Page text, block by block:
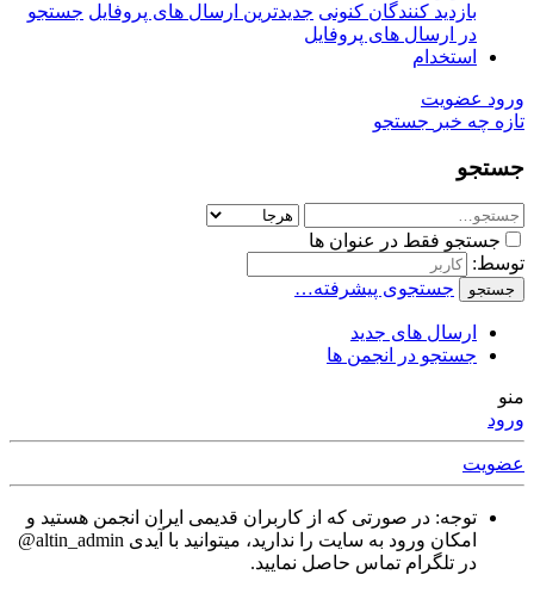
بازدید کنندگان کنونی جدیدترین ارسال های پروفایل جستجو
در ارسال های پروفایل
استخدام
ورود عضویت
تازه چه خبر جستجو
جستجو
جستجو فقط در عنوان ها
توسط:
جستجو جستجوی پیشرفته…
ارسال های جدید
جستجو در انجمن ها
منو
ورود
عضویت
توجه: در صورتی که از کاربران قدیمی ایران انجمن هستید و
امکان ورود به سایت را ندارید، میتوانید با آیدی altin_admin@
در تلگرام تماس حاصل نمایید.